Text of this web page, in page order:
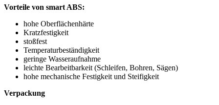
Vorteile von smart ABS:
hohe Oberflächenhärte
Kratzfestigkeit
stoßfest
Temperaturbeständigkeit
geringe Wasseraufnahme
leichte Bearbeitbarkeit (Schleifen, Bohren, Sägen)
hohe mechanische Festigkeit und Steifigkeit
Verpackung